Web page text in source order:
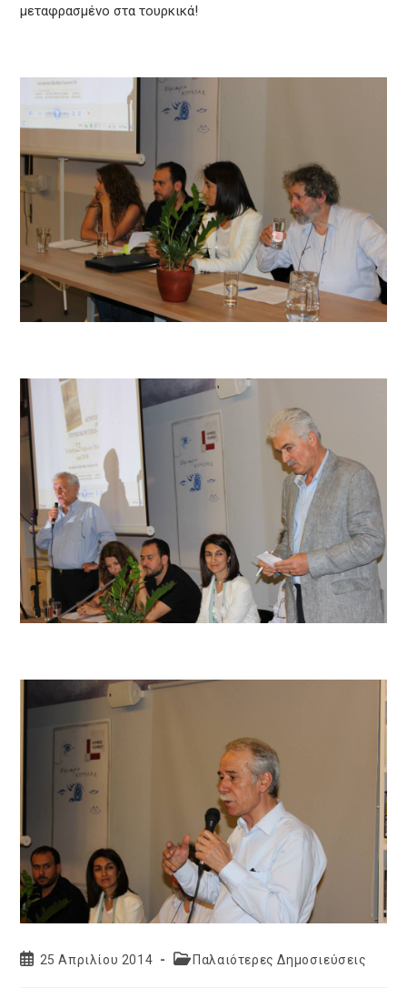
μεταφρασμένο στα τουρκικά!
Post25 Απριλίου 2014
PostΠαλαιότερες Δημοσιεύσεις